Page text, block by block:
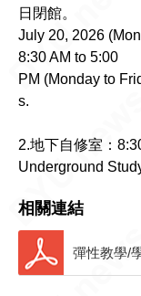
日閉館。
July 20, 2026
8:30 AM to 5:00
PM (Monday to
s.
2.地下自修室：
相關連結
彈性教學/